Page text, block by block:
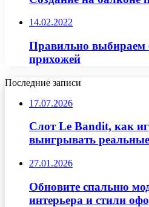
14.02.2022
Правильно выбираем
прихожей
Последние записи
17.07.2026
Слот Le Bandit, как
выигрывать
27.01.2026
Обновите спальню
интерьера и стили